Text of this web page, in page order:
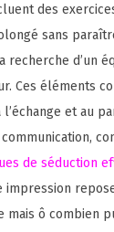
des
sans
recherche d’un
Ces éléments
et au
de séduction
mais ô combien